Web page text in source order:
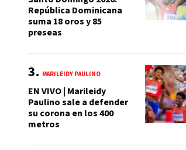
República Dominicana
suma 18 oros y 85
preseas
MARILEIDY PAULINO
EN VIVO | Marileidy
Paulino sale a defender
su corona en los 400
metros